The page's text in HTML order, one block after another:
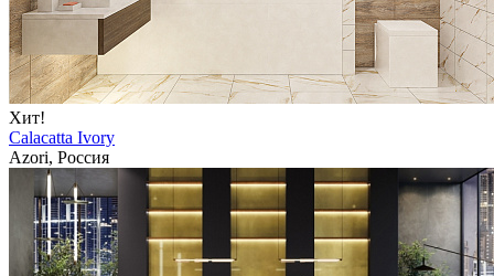
Хит!
Calacatta Ivory
Azori, Россия